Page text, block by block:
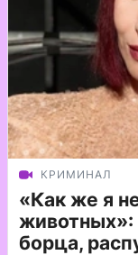
КРИМИНАЛ
«Как же я
животных»:
борца,